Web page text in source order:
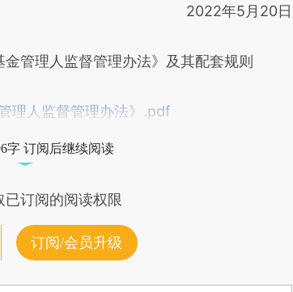
2022年5月20日
理人监督管理办法》及其配套规则
理人监督管理办法》.pdf
字 订阅后继续阅读
订阅的阅读权限
订阅/会员升级